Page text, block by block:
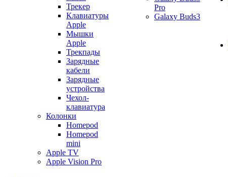
Трекер
Клавиатуры
Apple
Мышки
Apple
Трекпады
Зарядные
кабели
Зарядные
устройства
Чехол-
клавиатура
Колонки
Homepod
Homepod
mini
Apple TV
Apple Vision Pro
Pro
Galaxy Buds3